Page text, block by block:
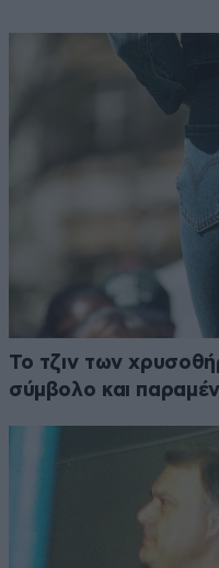
Το τζιν των
σύμβολο και